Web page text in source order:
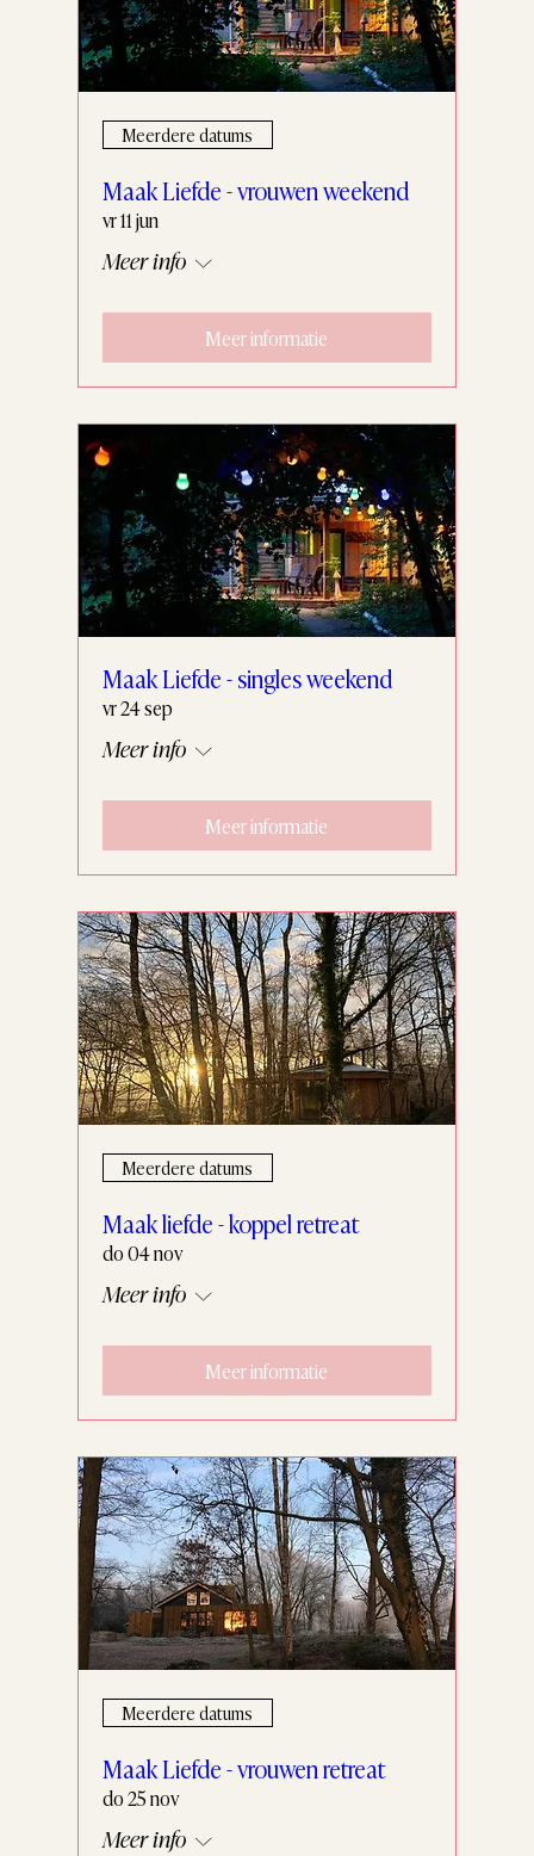
Meerdere datums
Maak Liefde - vrouwen weekend
vr 11 jun
Meer info
Meer informatie
Maak Liefde - singles weekend
vr 24 sep
Meer info
Meer informatie
Meerdere datums
Maak liefde - koppel retreat
do 04 nov
Meer info
Meer informatie
Meerdere datums
Maak Liefde - vrouwen retreat
do 25 nov
Meer info